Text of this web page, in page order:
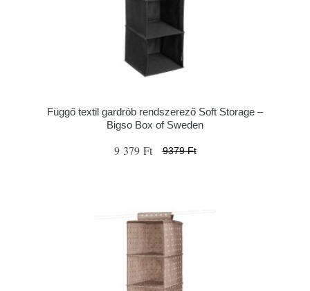
Függő textil gardrób rendszerező Soft Storage –
Bigso Box of Sweden
9 379 Ft 9379 Ft